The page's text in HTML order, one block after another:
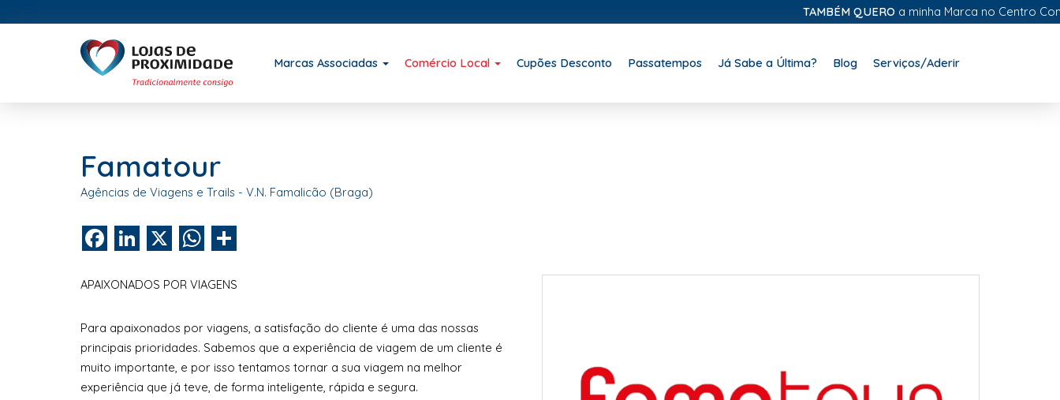
TAMBÉM QUEROa minha Marca no Centro
Marcas Associadas Comércio Local Cupões Desconto Passatempos Já Sabe a Última? Blog Serviços/Aderir
Famatour
Agências de Viagens e Trails - V.N. Famalicão (Braga)
FacebookLinkedIn WhatsApp
APAIXONADOS POR VIAGENS
Para apaixonados por viagens, a satisfação do cliente é uma das nossas
principais prioridades. Sabemos que a experiência de viagem de um cliente é
muito importante, e por isso tentamos tornar a sua viagem na melhor
experiência que já teve, de forma inteligente, rápida e segura.